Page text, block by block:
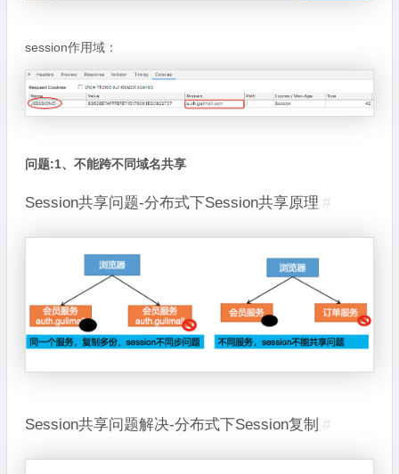
session作用域：
问题:1、不能跨不同域名共享
Session共享问题-分布式下Session共享原理 #
Session共享问题解决-分布式下Session复制 #